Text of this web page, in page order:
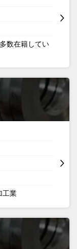
数在籍してい
工業